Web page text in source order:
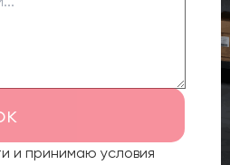
и принимаю условия